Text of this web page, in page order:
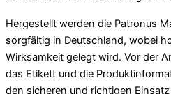
Hergestellt werden die Patronus
sorgfältig in Deutschland, wobei
Wirksamkeit gelegt wird. Vor der
das Etikett und die
den sicheren und richtigen